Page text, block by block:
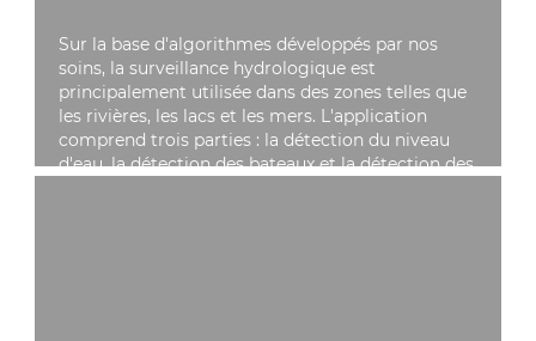
Sur la base d'algorithmes développés par nos
soins, la surveillance hydrologique est
principalement utilisée dans des zones telles que
les rivières, les lacs et les mers. L'application
comprend trois parties : la détection du niveau
d'eau, la détection des bateaux et la détection des